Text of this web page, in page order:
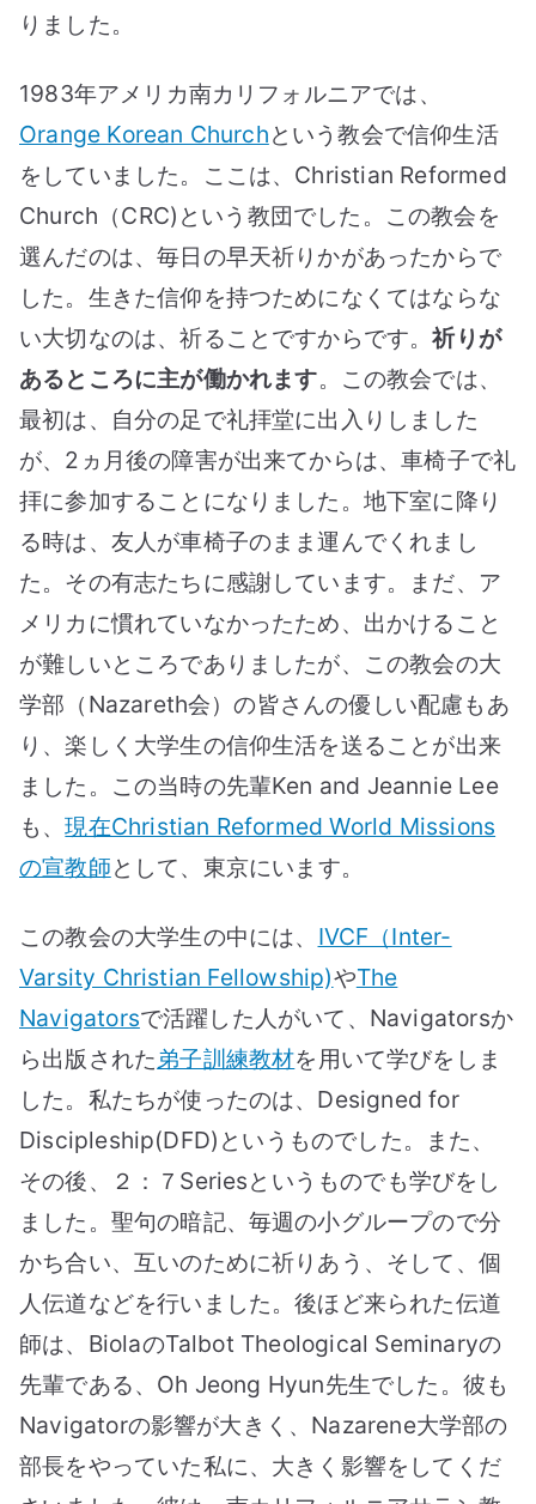
りました。
1983年アメリカ南カリフォルニアでは、
Orange Korean Churchという教会で信仰生活
をしていました。ここは、Christian Reformed
Church（CRC)という教団でした。この教会を
選んだのは、毎日の早天祈りかがあったからで
した。生きた信仰を持つためになくてはならな
い大切なのは、祈ることですからです。祈りが
あるところに主が働かれます。この教会では、
最初は、自分の足で礼拝堂に出入りしました
が、2ヵ月後の障害が出来てからは、車椅子で礼
拝に参加することになりました。地下室に降り
る時は、友人が車椅子のまま運んでくれまし
た。その有志たちに感謝しています。まだ、ア
メリカに慣れていなかったため、出かけること
が難しいところでありましたが、この教会の大
学部（Nazareth会）の皆さんの優しい配慮もあ
り、楽しく大学生の信仰生活を送ることが出来
ました。この当時の先輩Ken and Jeannie Lee
も、現在Christian Reformed World Missions
の宣教師として、東京にいます。
この教会の大学生の中には、 IVCF（Inter-
Varsity Christian Fellowship)やThe
Navigatorsで活躍した人がいて、Navigatorsか
ら出版された弟子訓練教材を用いて学びをしま
した。私たちが使ったのは、Designed for
Discipleship(DFD)というものでした。また、
その後、２：７Seriesというものでも学びをし
ました。聖句の暗記、毎週の小グループので分
かち合い、互いのために祈りあう、そして、個
人伝道などを行いました。後ほど来られた伝道
師は、BiolaのTalbot Theological Seminaryの
先輩である、Oh Jeong Hyun先生でした。彼も
Navigatorの影響が大きく、Nazarene大学部の
部長をやっていた私に、大きく影響をしてくだ